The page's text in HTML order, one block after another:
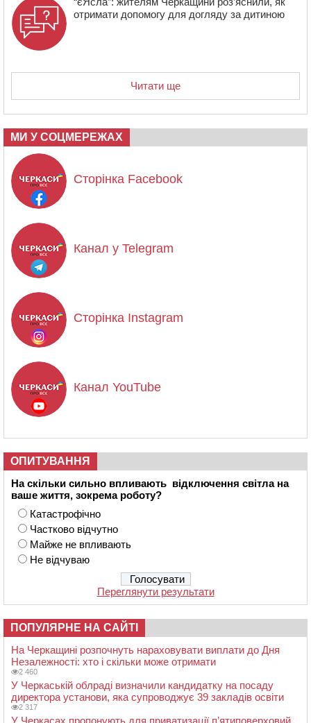
отримати допомогу для догляду за дитиною
Читати ще
МИ У СОЦМЕРЕЖАХ
Сторінка Facebook
Канал у Telegram
Сторінка Instagram
Канал YouTube
ОПИТУВАННЯ
На скільки сильно впливають відключення світла на
ваше життя, зокрема роботу?
Катастрофічно
Частково відчутно
Майже не впливають
Не відчуваю
Переглянути результати
ПОПУЛЯРНЕ НА САЙТІ
На Черкащині розпочнуть нараховувати виплати до Дня
Незалежності: хто і скільки може отримати
2 460
У Черкаській облраді визначили кандидатку на посаду
директора установи, яка супроводжує 39 закладів освіти
2 317
У Черкасах пропонують для приватизації п’ятиповерховий